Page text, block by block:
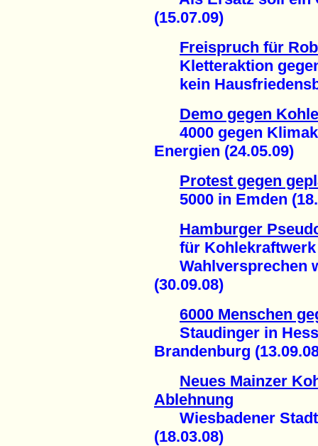
(15.07.09)
Freispruch für
Kletteraktion
kein
Demo gegen
4000 gegen
Energien (24.05.09)
Protest gegen
5000 in Emden
Hamburger
für Kohlekraftwerk
Wahlversprechen
(30.09.08)
6000 Menschen
Staudinger in
Brandenburg
Neues Mainzer
Ablehnung
Wiesbadener
(18.03.08)